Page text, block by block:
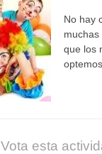
No hay
que los
Vota esta